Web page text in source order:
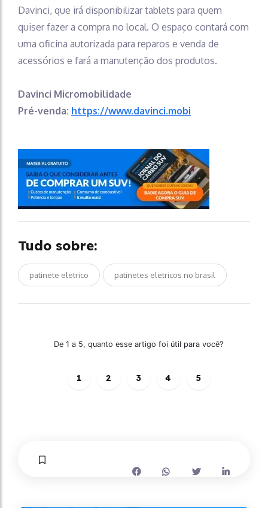
Davinci, que irá disponibilizar tablets para quem
quiser fazer a compra no local. O espaço contará com
uma oficina autorizada para reparos e venda de
acessórios e fará a manutenção dos produtos.
Davinci Micromobilidade
Pré-venda: https://www.davinci.mobi
Tudo sobre:
patinete eletrico patinetes eletricos no brasil
De 1 a 5, quanto esse artigo foi útil para você?
1 2 3 4 5